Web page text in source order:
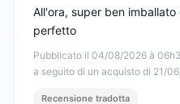
Pubblicato il 04/08/2026 à
a seguito di un acquisto di 21/
All'ora, super ben
perfetto
Recensione tradotta